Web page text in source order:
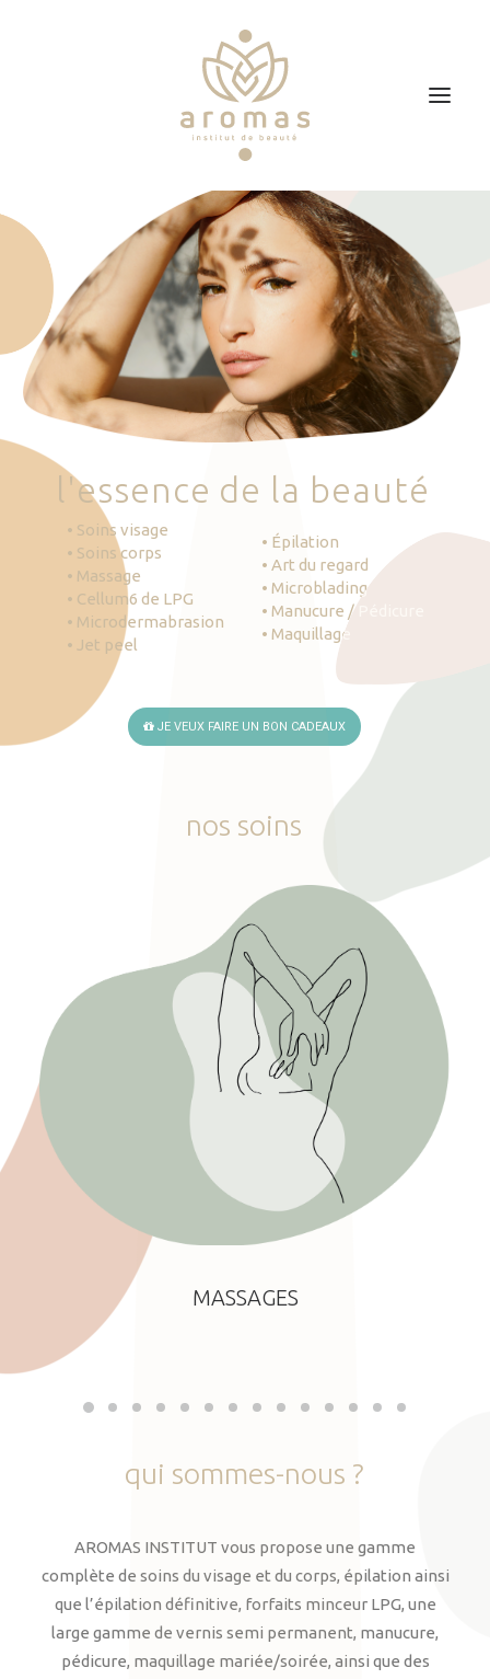
Soins
Je veux faire un bon cadeau
Plan d’accès
Prendre RDV
'essence de la beauté
• Soins visage
• Soins corps
• Massage
• Cellum6 de LPG
• Microdermabrasion
• Jet peel
• Épilation
• Art du regard
• Microblading
• Manucure / Pédicure
• Maquillage
JE VEUX FAIRE UN BON CADEAUX
nos soins
MASSAGES
qui sommes-nous ?
AROMAS INSTITUT vous propose une gamme
complète de soins du visage et du corps, épilation ainsi
que l’épilation définitive, forfaits minceur LPG, une
large gamme de vernis semi permanent, manucure,
pédicure, maquillage mariée/soirée, ainsi que des